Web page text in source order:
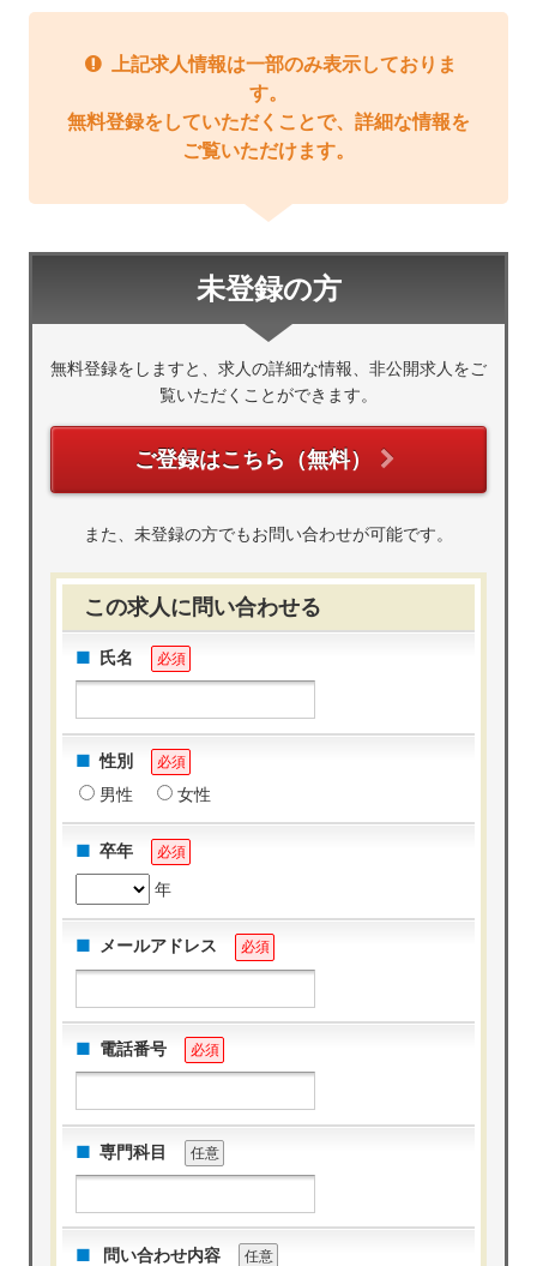
上記求人情報は一部のみ表示しておりま
す。
無料登録をしていただくことで、詳細な情報を
ご覧いただけます。
未登録の方
無料登録をしますと、求人の詳細な情報、非公開求人をご
覧いただくことができます。
ご登録はこちら（無料）
また、未登録の方でもお問い合わせが可能です。
この求人に問い合わせる
氏名 必須
性別 必須
男性 女性
卒年 必須
年
メールアドレス 必須
電話番号 必須
専門科目 任意
問い合わせ内容 任意